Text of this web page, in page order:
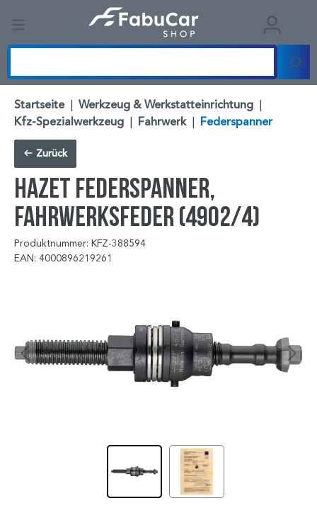
Startseite | Werkzeug & Werkstatteinrichtung |
Kfz-Spezialwerkzeug | Fahrwerk | Federspanner
Zurück
HAZET Federspanner,
Fahrwerksfeder (4902/4)
Produktnummer: KFZ-388594
EAN: 4000896219261